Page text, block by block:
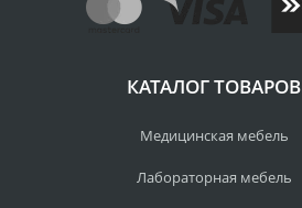
КАТАЛОГ ТОВАРОВ
Медицинская мебель
Лабораторная мебель